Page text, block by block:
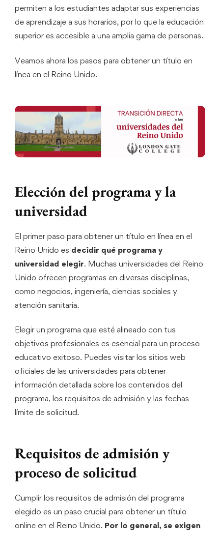
permiten a los estudiantes adaptar sus experiencias
de aprendizaje a sus horarios, por lo que la educación
superior es accesible a una amplia gama de personas.
Veamos ahora los pasos para obtener un título en
línea en el Reino Unido.
Elección del programa y la
universidad
El primer paso para obtener un título en línea en el
Reino Unido es decidir qué programa y
universidad elegir. Muchas universidades del Reino
Unido ofrecen programas en diversas disciplinas,
como negocios, ingeniería, ciencias sociales y
atención sanitaria.
Elegir un programa que esté alineado con tus
objetivos profesionales es esencial para un proceso
educativo exitoso. Puedes visitar los sitios web
oficiales de las universidades para obtener
información detallada sobre los contenidos del
programa, los requisitos de admisión y las fechas
límite de solicitud.
Requisitos de admisión y
proceso de solicitud
Cumplir los requisitos de admisión del programa
elegido es un paso crucial para obtener un título
online en el Reino Unido. Por lo general, se exigen